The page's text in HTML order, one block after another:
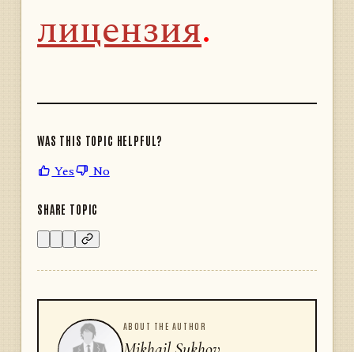
лицензия.
WAS THIS TOPIC HELPFUL?
Yes No
SHARE TOPIC
ABOUT THE AUTHOR